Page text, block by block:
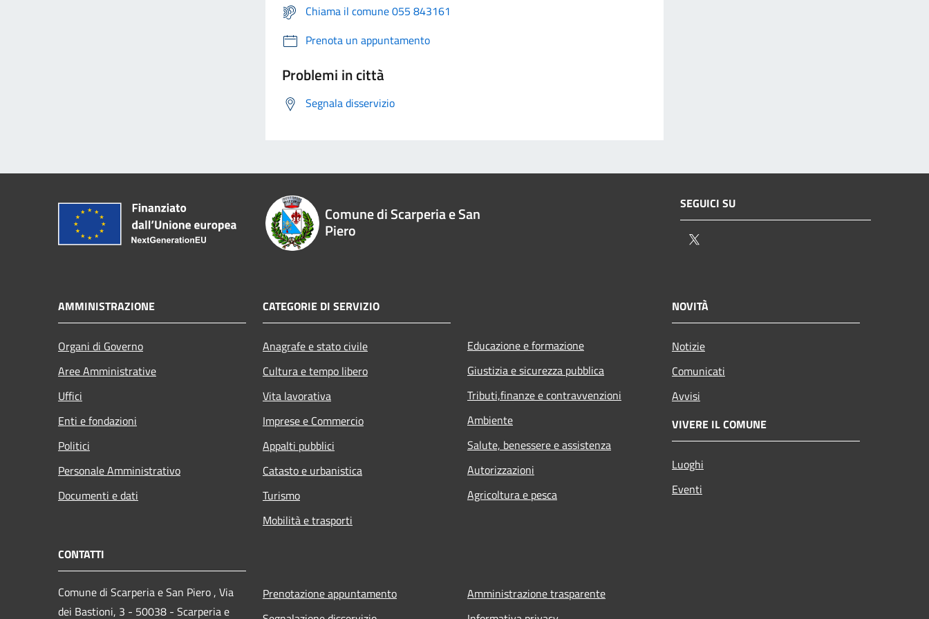
Chiama il comune 055 843161
Prenota un appuntamento
Problemi in città
Segnala disservizio
Comune di Scarperia e San
Piero
SEGUICI SU
AMMINISTRAZIONE
Organi di Governo
Aree Amministrative
Uffici
Enti e fondazioni
Politici
Personale Amministrativo
Documenti e dati
CATEGORIE DI SERVIZIO
Anagrafe e stato civile
Cultura e tempo libero
Vita lavorativa
Imprese e Commercio
Appalti pubblici
Catasto e urbanistica
Turismo
Mobilità e trasporti
Educazione e formazione
Giustizia e sicurezza pubblica
Tributi,finanze e contravvenzioni
Ambiente
Salute, benessere e assistenza
Autorizzazioni
Agricoltura e pesca
NOVITÀ
Notizie
Comunicati
Avvisi
VIVERE IL COMUNE
Luoghi
Eventi
CONTATTI
Comune di Scarperia e San Piero , Via
dei Bastioni, 3 - 50038 - Scarperia e
Prenotazione appuntamento
Amministrazione trasparente